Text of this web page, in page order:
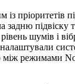
пріоритетів
задню підвіску
шумів і
режимами